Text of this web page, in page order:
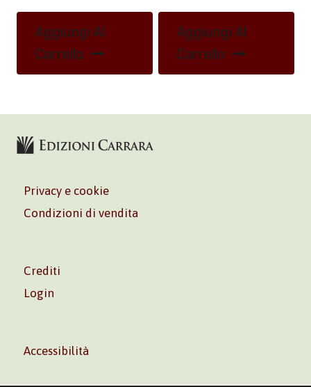
Aggiungi Al
Carrello
Aggiungi Al
Carrello
Privacy e cookie
Condizioni di vendita
Crediti
Login
Accessibilità